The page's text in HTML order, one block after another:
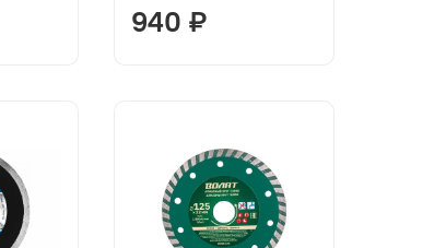
940 ₽